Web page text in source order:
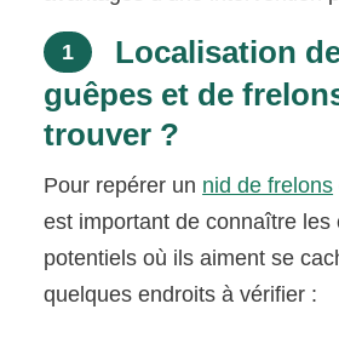
1
Localisation
guêpes et de
trouver ?
Pour repérer un nid de frelons
est important de connaître les
potentiels où ils aiment se
quelques endroits à vérifier :